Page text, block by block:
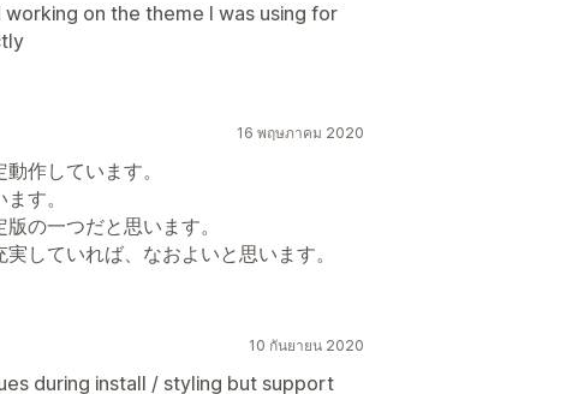
on the theme I was using for
16 พฤษภาคม 2020
作しています。
す。
の一つだと思います。
していれば、なおよいと思います。
10 กันยายน 2020
during install / styling but support